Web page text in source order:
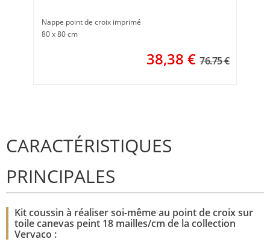
Nappe point de croix imprimé
80 x 80 cm
38,38 € 76.75 €
CARACTÉRISTIQUES
PRINCIPALES
Kit coussin à réaliser soi-même au point de croix sur
toile canevas peint 18 mailles/cm de la collection
Vervaco :